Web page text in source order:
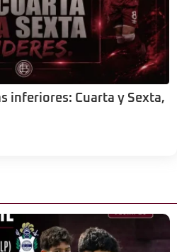
inferiores: Cuarta y Sexta,